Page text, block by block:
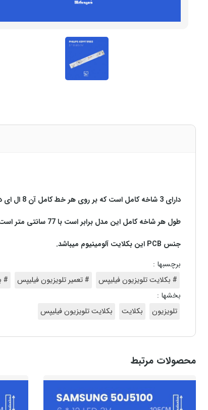
دارای 3 شاخه کامل است که بر روی هر خط کامل آن 8 ال ای دی قرار گرفته است.
طول هر شاخه کامل این مدل برابر است با 77 سانتی متر است و با ولتاژ 3V کار میکند.
جنس PCB این بکلایت آلومینیوم میباشد.
برچسبها :
# بکلایت تلویزیون فیلیپس
# تعمیر تلویزیون فیلیپس #
بخشها :
تلویزیون
بکلایت بکلایت تلویزیون فیلیپس
محصولات مرتبط